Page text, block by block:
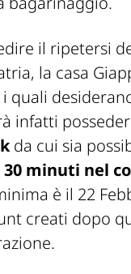
il ripetersi
la casa
quali
infatti
da cui sia
minuti nel
è il 22
creati dopo